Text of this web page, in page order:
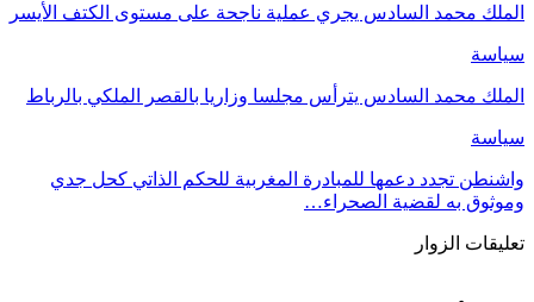
الملك محمد السادس يجري عملية ناجحة على مستوى الكتف الأيسر
سياسة
الملك محمد السادس يترأس مجلسا وزاريا بالقصر الملكي بالرباط
سياسة
واشنطن تجدد دعمها للمبادرة المغربية للحكم الذاتي كحل جدي
وموثوق به لقضية الصحراء…
تعليقات الزوار